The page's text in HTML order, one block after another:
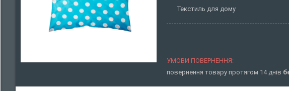
Текстиль для дому
повернення товару протягом 14 днів